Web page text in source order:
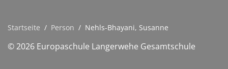
Startseite / Person / Nehls-Bhayani, Susanne
© 2026 Europaschule Langerwehe Gesamtschule